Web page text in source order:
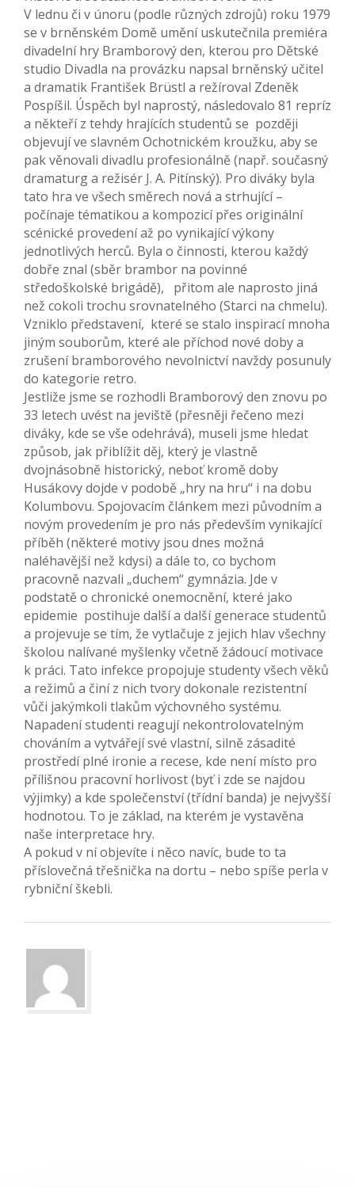
V lednu či v únoru (podle různých zdrojů) roku 1979
se v brněnském Domě umění uskutečnila premiéra
divadelní hry Bramborový den, kterou pro Dětské
studio Divadla na provázku napsal brněnský učitel
a dramatik František Brüstl a režíroval Zdeněk
Pospíšil. Úspěch byl naprostý, následovalo 81 repríz
a někteří z tehdy hrajících studentů se později
objevují ve slavném Ochotnickém kroužku, aby se
pak věnovali divadlu profesionálně (např. současný
dramaturg a režisér J. A. Pitínský). Pro diváky byla
tato hra ve všech směrech nová a strhující –
počínaje tématikou a kompozicí přes originální
scénické provedení až po vynikající výkony
jednotlivých herců. Byla o činnosti, kterou každý
dobře znal (sběr brambor na povinné
středoškolské brigádě), přitom ale naprosto jiná
než cokoli trochu srovnatelného (Starci na chmelu).
Vzniklo představení, které se stalo inspirací mnoha
jiným souborům, které ale příchod nové doby a
zrušení bramborového nevolnictví navždy posunuly
do kategorie retro.
Jestliže jsme se rozhodli Bramborový den znovu po
33 letech uvést na jeviště (přesněji řečeno mezi
diváky, kde se vše odehrává), museli jsme hledat
způsob, jak přiblížit děj, který je vlastně
dvojnásobně historický, neboť kromě doby
Husákovy dojde v podobě „hry na hru“ i na dobu
Kolumbovu. Spojovacím článkem mezi původním a
novým provedením je pro nás především vynikající
příběh (některé motivy jsou dnes možná
naléhavější než kdysi) a dále to, co bychom
pracovně nazvali „duchem“ gymnázia. Jde v
podstatě o chronické onemocnění, které jako
epidemie postihuje další a další generace studentů
a projevuje se tím, že vytlačuje z jejich hlav všechny
školou nalívané myšlenky včetně žádoucí motivace
k práci. Tato infekce propojuje studenty všech věků
a režimů a činí z nich tvory dokonale rezistentní
vůči jakýmkoli tlakům výchovného systému.
Napadení studenti reagují nekontrolovatelným
chováním a vytvářejí své vlastní, silně zásadité
prostředí plné ironie a recese, kde není místo pro
přílišnou pracovní horlivost (byť i zde se najdou
výjimky) a kde společenství (třídní banda) je nejvyšší
hodnotou. To je základ, na kterém je vystavěna
naše interpretace hry.
A pokud v ní objevíte i něco navíc, bude to ta
příslovečná třešnička na dortu – nebo spíše perla v
rybniční škebli.